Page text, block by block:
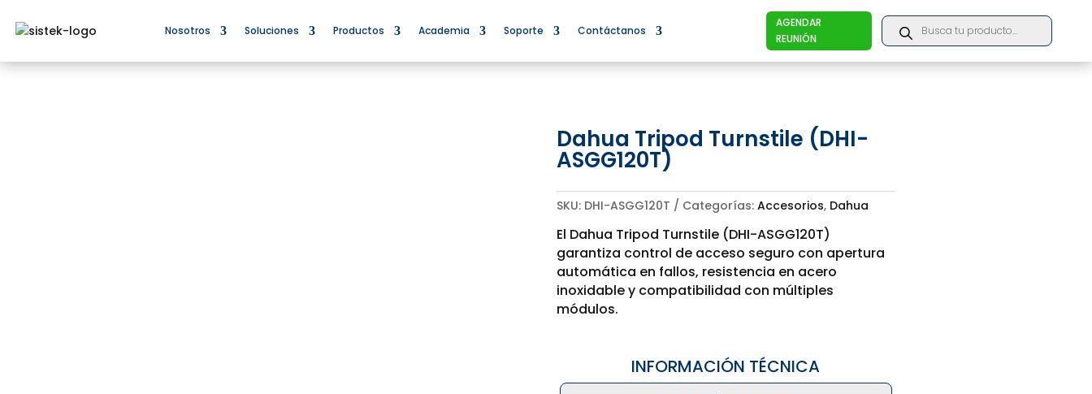
Nosotros Soluciones Productos Academia Soporte Contáctanos
AGENDAR
REUNIÓN
Products
search
Dahua Tripod Turnstile (DHI-
ASGG120T)
SKU: DHI-ASGG120T Categorías: Accesorios, Dahua
El Dahua Tripod Turnstile (DHI-ASGG120T)
garantiza control de acceso seguro con apertura
automática en fallos, resistencia en acero
inoxidable y compatibilidad con múltiples
módulos.
INFORMACIÓN TÉCNICA